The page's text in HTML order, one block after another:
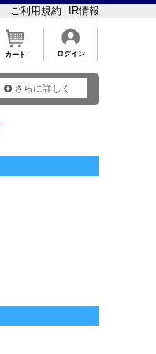
ご利用規約 IR情報
カート ログイン
さらに詳しく